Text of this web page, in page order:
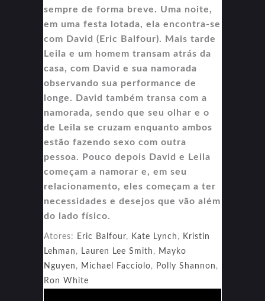
sempre de forma breve. Uma noite,
em uma festa lotada, ela encontra-se
com David (Eric Balfour). Mais tarde
Leila e um homem transam atrás da
casa, com David e sua namorada
observando sua performance de
longe. David também transa com a
namorada, sendo que seu olhar e o
de Leila se cruzam enquanto ambos
estão fazendo sexo com outra
pessoa. Pouco depois David e Leila
começam a namorar e, em seu
relacionamento, eles começam a ter
necessidades e desejos que vão além
do lado físico.
Atores: Eric Balfour, Kate Lynch , Kristin
Lehman , Lauren Lee Smith , Mayko
Nguyen , Michael Facciolo, Polly Shannon ,
Ron White